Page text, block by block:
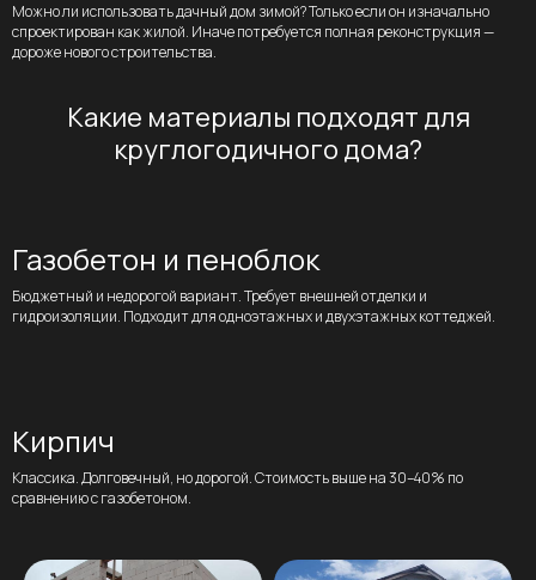
Можно ли использовать дачный дом зимой? Только если он изначально
спроектирован как жилой. Иначе потребуется полная реконструкция —
дороже нового строительства.
Какие материалы подходят для
круглогодичного дома?
Газобетон и пеноблок
Бюджетный и недорогой вариант. Требует внешней отделки и
гидроизоляции. Подходит для одноэтажных и двухэтажных коттеджей.
Кирпич
Классика. Долговечный, но дорогой. Стоимость выше на 30–40% по
сравнению с газобетоном.
Спроектируем
и построим
ваших пожеланий
Если вам не подходят готовые решения,
проект, чтобы учесть все особенности